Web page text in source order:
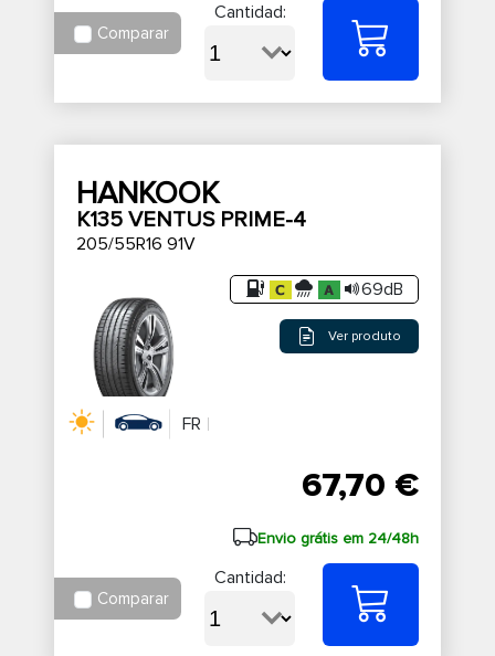
Comparar
Cantidad:
HANKOOK
K135 VENTUS PRIME-4
205/55R16 91V
69dB
Ver produto
FR
67,70 €
Envio grátis em 24/48h
Comparar
Cantidad: